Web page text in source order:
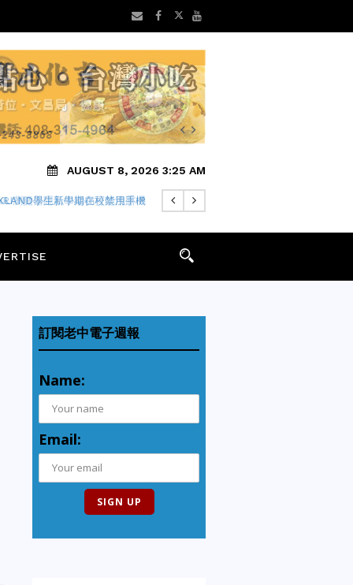
AUGUST 8, 2026 3:25 AM
瀏覽器隱私中繼仍可能洩露IP
訂閱老中電子週報
Name:
Email: